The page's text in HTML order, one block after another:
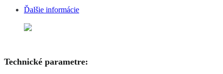
Ďalšie informácie
Technické parametre: